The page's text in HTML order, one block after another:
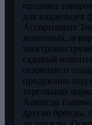
продажи
для владельцев
Ассортимент
животных,
садовый
сезонные и
продукцию под
торговыми
American
другие бренды,